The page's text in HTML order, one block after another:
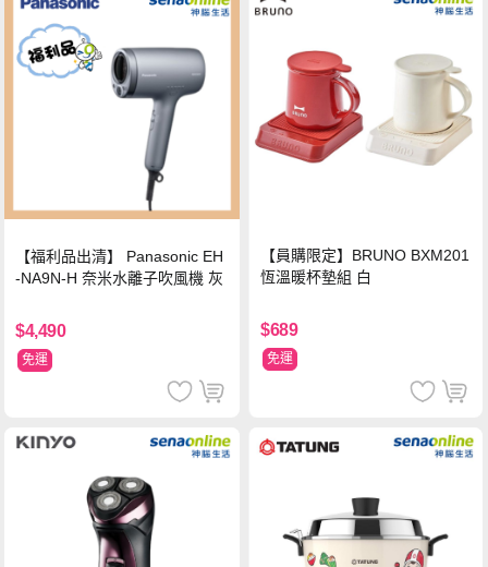
【福利品出清】 Panasonic EH
-NA9N-H 奈米水離子吹風機 灰
$4,490
免運
【員購限定】BRUNO BXM201
恆溫暖杯墊組 白
$689
免運